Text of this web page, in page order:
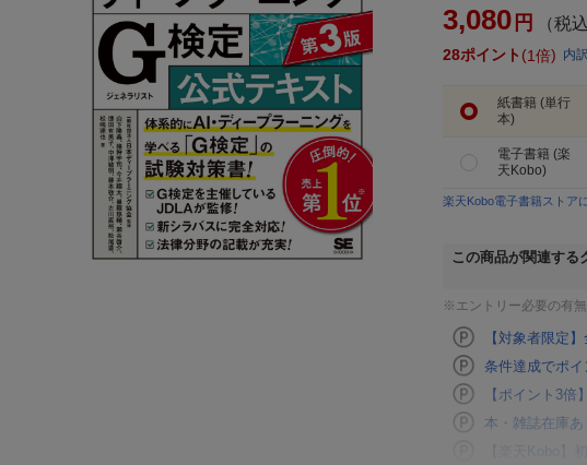
3,080 円 （税
28ポイント 1倍 内訳
紙書籍 (単行
本)
電子書籍 (楽
天Kobo)
楽天Kobo電子書籍ストア
この商品が関連する
※エントリー必要の有
【対象者限定
条件達成でポ
【ポイント3
本・雑誌在庫
【楽天Kobo】